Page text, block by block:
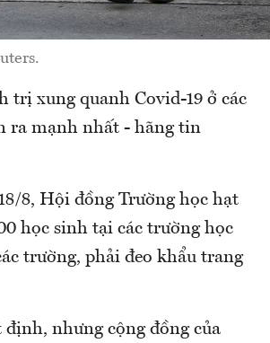
xung quanh Covid-19 ở các
ra mạnh nhất - hãng tin
8, Hội đồng Trường học hạt
học sinh tại các trường học
trường, phải đeo khẩu trang
nhưng cộng đồng của